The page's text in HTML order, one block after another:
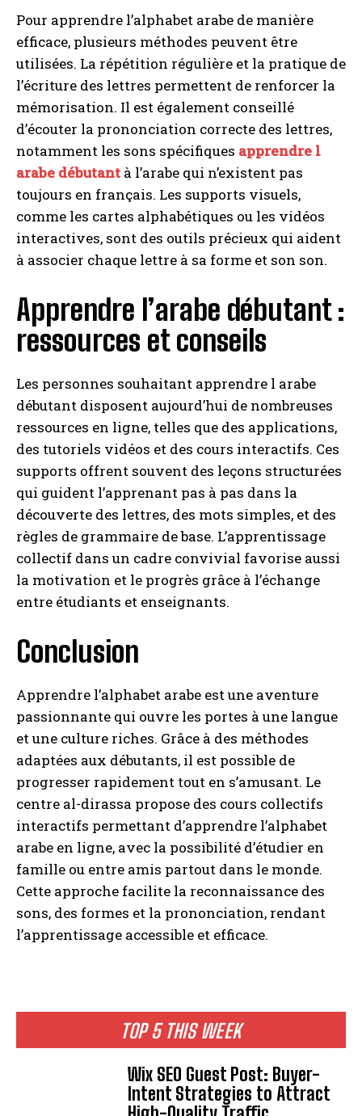
TOP 5 THIS WEEK
Wix SEO Guest Post: Buyer-
Intent Strategies to Attract
Pour apprendre l’alphabet arabe de manière
efficace, plusieurs méthodes peuvent être
utilisées. La répétition régulière et la pratique de
l’écriture des lettres permettent de renforcer la
mémorisation. Il est également conseillé
d’écouter la prononciation correcte des lettres,
notamment les sons spécifiques apprendre l
arabe débutant à l’arabe qui n’existent pas
toujours en français. Les supports visuels,
comme les cartes alphabétiques ou les vidéos
interactives, sont des outils précieux qui aident
à associer chaque lettre à sa forme et son son.
Apprendre l’arabe débutant :
ressources et conseils
Les personnes souhaitant apprendre l arabe
débutant disposent aujourd’hui de nombreuses
ressources en ligne, telles que des applications,
des tutoriels vidéos et des cours interactifs. Ces
supports offrent souvent des leçons structurées
qui guident l’apprenant pas à pas dans la
découverte des lettres, des mots simples, et des
règles de grammaire de base. L’apprentissage
collectif dans un cadre convivial favorise aussi
la motivation et le progrès grâce à l’échange
entre étudiants et enseignants.
Conclusion
Apprendre l’alphabet arabe est une aventure
passionnante qui ouvre les portes à une langue
et une culture riches. Grâce à des méthodes
adaptées aux débutants, il est possible de
progresser rapidement tout en s’amusant. Le
centre al-dirassa propose des cours collectifs
interactifs permettant d’apprendre l’alphabet
arabe en ligne, avec la possibilité d’étudier en
famille ou entre amis partout dans le monde.
Cette approche facilite la reconnaissance des
sons, des formes et la prononciation, rendant
l’apprentissage accessible et efficace.